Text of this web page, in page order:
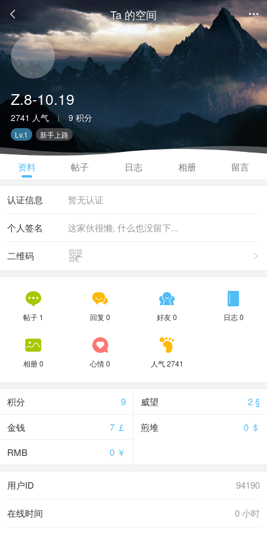
 Ta 的空间 
Z.8-10.19
2741 人气 | 9 积分
Lv.1 新手上路
资料 帖子 日志 相册 留言
暂无认证
认证信息
这家伙很懒, 什么也没留下...
个人签名


二维码

帖子 1

回复 0

好友 0

日志 0

相册 0

心情 0

人气 2741
9
积分 2 §
威望
7 ￡
金钱 0 ＄
煎堆
0 ￥
RMB
94190
用户ID
0 小时
在线时间